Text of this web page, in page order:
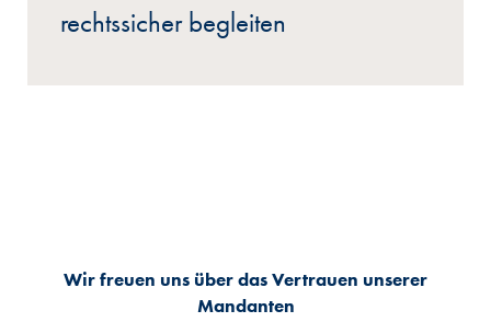
rechtssicher begleiten
Wir freuen uns über das Vertrauen unserer
Mandanten